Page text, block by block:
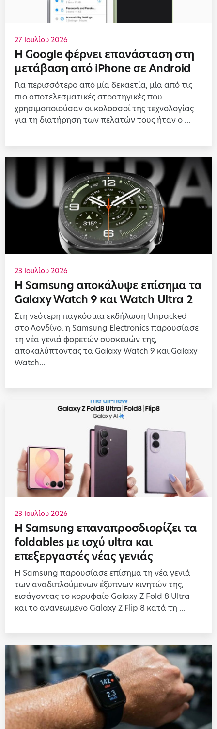
27 Ιουλίου 2026
Η Google φέρνει επανάσταση στη
μετάβαση από iPhone σε Android
Για περισσότερο από μία δεκαετία, μία από τις
πιο αποτελεσματικές στρατηγικές που
χρησιμοποιούσαν οι κολοσσοί της τεχνολογίας
για τη διατήρηση των πελατών τους ήταν ο ...
23 Ιουλίου 2026
Η Samsung αποκάλυψε επίσημα τα
Galaxy Watch 9 και Watch Ultra 2
Στη νεότερη παγκόσμια εκδήλωση Unpacked
στο Λονδίνο, η Samsung Electronics παρουσίασε
τη νέα γενιά φορετών συσκευών της,
αποκαλύπτοντας τα Galaxy Watch 9 και Galaxy
Watch...
23 Ιουλίου 2026
Η Samsung επαναπροσδιορίζει τα
foldables με ισχύ ultra και
επεξεργαστές νέας γενιάς
Η Samsung παρουσίασε επίσημα τη νέα γενιά
των αναδιπλούμενων έξυπνων κινητών της,
εισάγοντας το κορυφαίο Galaxy Z Fold 8 Ultra
και το ανανεωμένο Galaxy Z Flip 8 κατά τη ...